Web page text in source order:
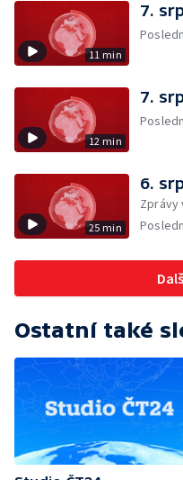
11 min
7.
12 min
7.
25 min
6.
Zprávy
Ostatní také